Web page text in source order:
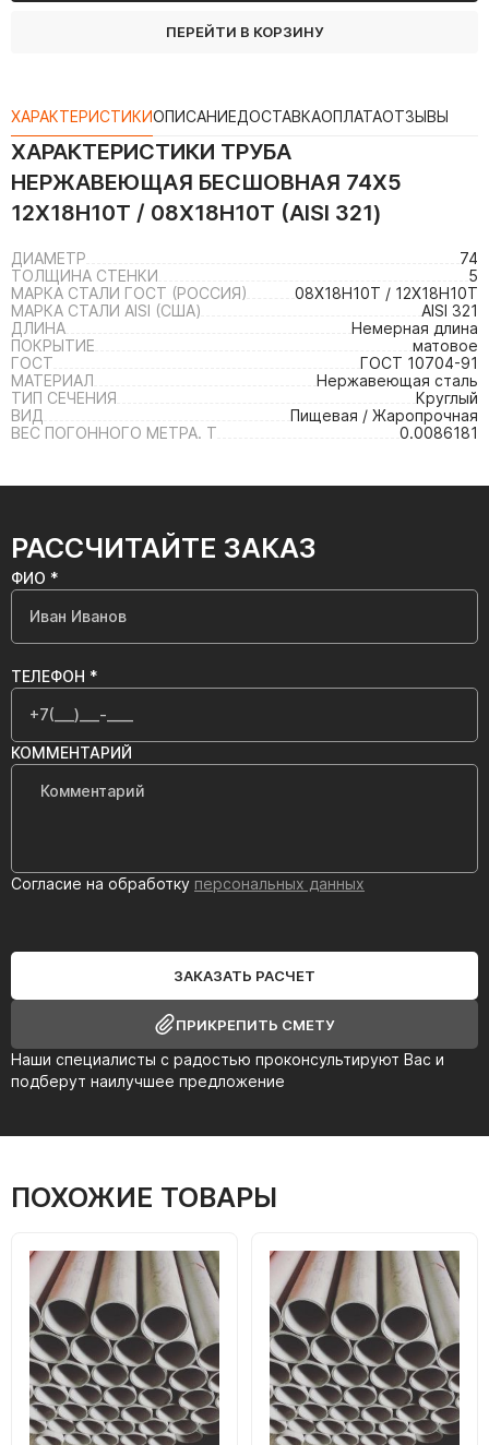
ПЕРЕЙТИ В КОРЗИНУ
ХАРАКТЕРИСТИКИОПИСАНИЕДОСТАВКАОПЛАТАОТЗЫВЫ
ХАРАКТЕРИСТИКИ ТРУБА
НЕРЖАВЕЮЩАЯ БЕСШОВНАЯ 74Х5
12Х18Н10Т / 08Х18Н10Т (AISI 321)
ДИАМЕТР
74
ТОЛЩИНА СТЕНКИ
5
МАРКА СТАЛИ ГОСТ (РОССИЯ)
08Х18Н10Т / 12Х18Н10Т
МАРКА СТАЛИ AISI (США)
AISI 321
ДЛИНА
Немерная длина
ПОКРЫТИЕ
матовое
ГОСТ
ГОСТ 10704-91
МАТЕРИАЛ
Нержавеющая сталь
ТИП СЕЧЕНИЯ
Круглый
ВИД
Пищевая / Жаропрочная
ВЕС ПОГОННОГО МЕТРА. Т
0.0086181
РАССЧИТАЙТЕ ЗАКАЗ
Наши специалисты с радостью проконсультируют Вас и
подберут наилучшее предложение
ФИО *
ТЕЛЕФОН *
КОММЕНТАРИЙ
Согласие на обработку персональных данных
ЗАКАЗАТЬ РАСЧЕТ
ПРИКРЕПИТЬ СМЕТУ
ПОХОЖИЕ ТОВАРЫ